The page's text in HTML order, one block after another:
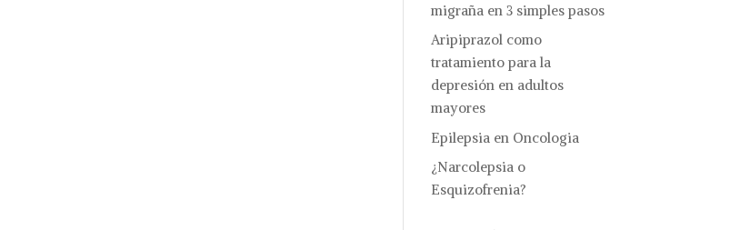
migraña en 3 simples pasos
Aripiprazol como
tratamiento para la
depresión en adultos
mayores
Epilepsia en Oncologia
¿Narcolepsia o
Esquizofrenia?